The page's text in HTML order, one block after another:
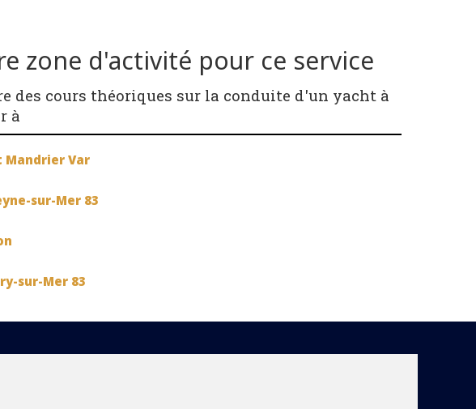
zone d'activité pour ce service
des cours théoriques sur la conduite d'un yacht à
à
Mandrier Var
sur-Mer 83
sur-Mer 83